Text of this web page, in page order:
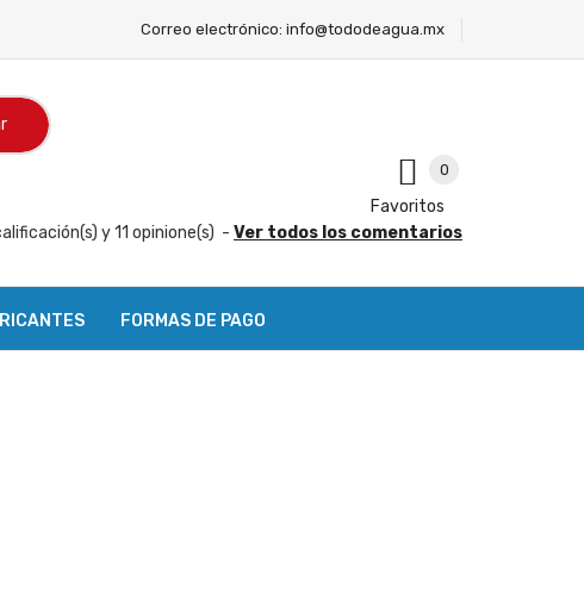
Correo electrónico: info@tododeagua.mx
0
Favoritos
y11 opinione(s) - Ver todos los comentarios
FORMAS DE PAGO